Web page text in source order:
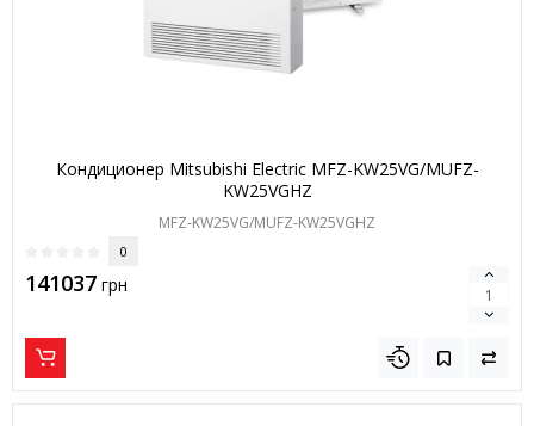
Кондиционер Mitsubishi Electric MFZ-KW25VG/MUFZ-
KW25VGHZ
MFZ-KW25VG/MUFZ-KW25VGHZ
0
141037 грн